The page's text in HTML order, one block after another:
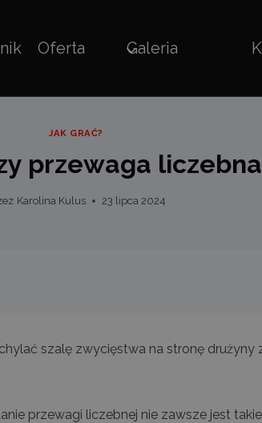
Oferta Galeria
JAK GRAĆ?
przewaga
Karolina Kulus 23 lipca 2024
szalę zwycięstwa na stronę
przewagi liczebnej nie zawsze jest